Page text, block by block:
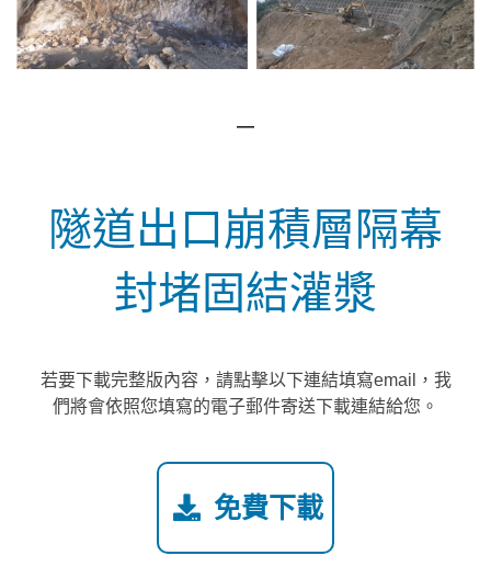
―
隧道出口崩積層隔幕
封堵固結灌漿
若要下載完整版內容，請點擊以下連結填寫email，我
們將會依照您填寫的電子郵件寄送下載連結給您。
免費下載